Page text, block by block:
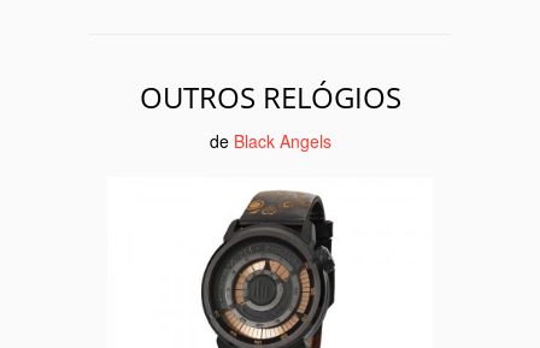
OUTROS RELÓGIOS
de Black Angels